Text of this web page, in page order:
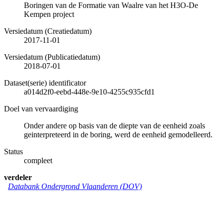
Boringen van de Formatie van Waalre van het H3O-De
Kempen project
Versiedatum (Creatiedatum)
2017-11-01
Versiedatum (Publicatiedatum)
2018-07-01
Dataset(serie) identificator
a014d2f0-eebd-448e-9e10-4255c935cfd1
Doel van vervaardiging
Onder andere op basis van de diepte van de eenheid zoals
geinterpreteerd in de boring, werd de eenheid gemodelleerd.
Status
compleet
verdeler
Databank Ondergrond Vlaanderen (DOV)